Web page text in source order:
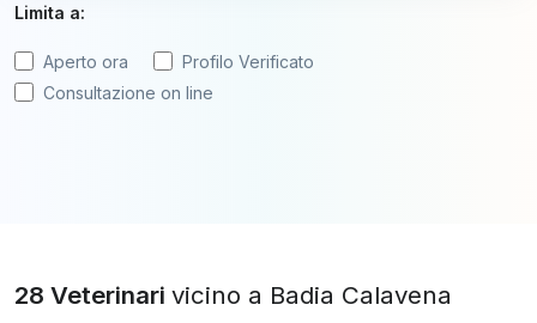
Limita a:
Aperto ora
Profilo Verificato
Consultazione on line
28 Veterinari vicino a Badia Calavena